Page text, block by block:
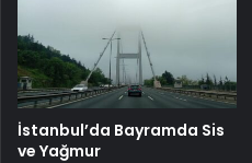
İstanbul’da Bayramda Sis
ve Yağmur